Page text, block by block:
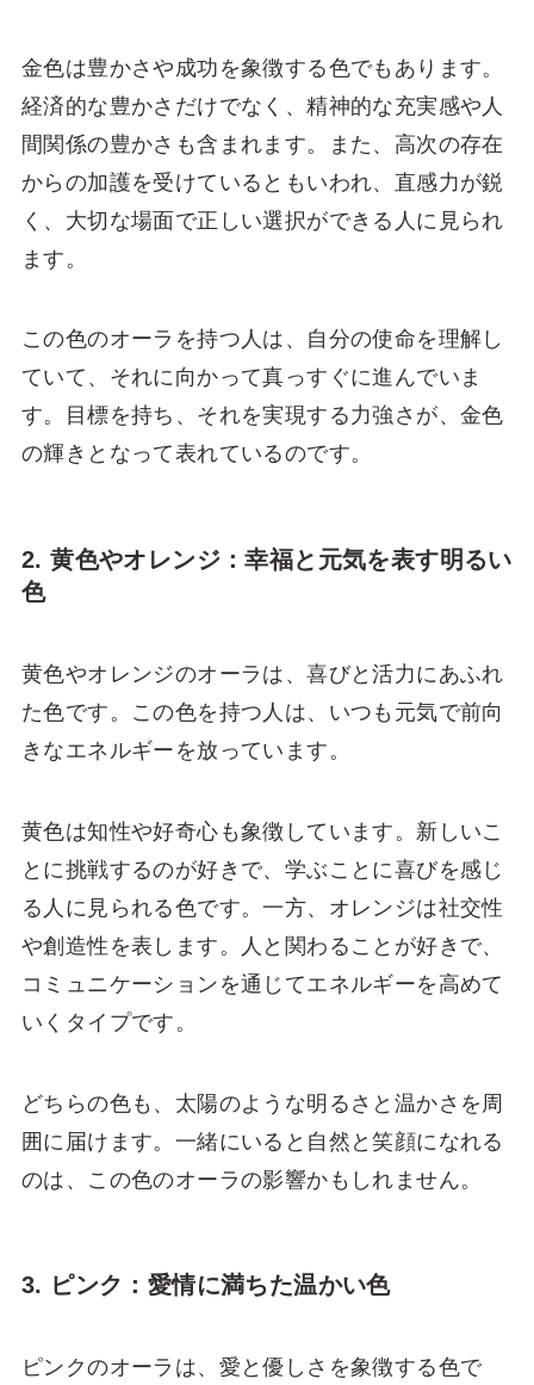
金色は豊かさや成功を象徴する色でもあります。
経済的な豊かさだけでなく、精神的な充実感や人
間関係の豊かさも含まれます。また、高次の存在
からの加護を受けているともいわれ、直感力が鋭
く、大切な場面で正しい選択ができる人に見られ
ます。
この色のオーラを持つ人は、自分の使命を理解し
ていて、それに向かって真っすぐに進んでいま
す。目標を持ち、それを実現する力強さが、金色
の輝きとなって表れているのです。
2. 黄色やオレンジ：幸福と元気を表す明るい
色
黄色やオレンジのオーラは、喜びと活力にあふれ
た色です。この色を持つ人は、いつも元気で前向
きなエネルギーを放っています。
黄色は知性や好奇心も象徴しています。新しいこ
とに挑戦するのが好きで、学ぶことに喜びを感じ
る人に見られる色です。一方、オレンジは社交性
や創造性を表します。人と関わることが好きで、
コミュニケーションを通じてエネルギーを高めて
いくタイプです。
どちらの色も、太陽のような明るさと温かさを周
囲に届けます。一緒にいると自然と笑顔になれる
のは、この色のオーラの影響かもしれません。
3. ピンク：愛情に満ちた温かい色
ピンクのオーラは、愛と優しさを象徴する色で